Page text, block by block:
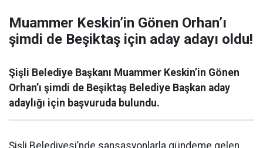
Muammer Keskin’in Gönen Orhan’ı
şimdi de Beşiktaş için aday adayı oldu!
Şişli Belediye Başkanı Muammer Keskin’in Gönen
Orhan’ı şimdi de Beşiktaş Belediye Başkan aday
adaylığı için başvuruda bulundu.
Şişli Belediyesi’nde sansasyonlarla gündeme gelen,